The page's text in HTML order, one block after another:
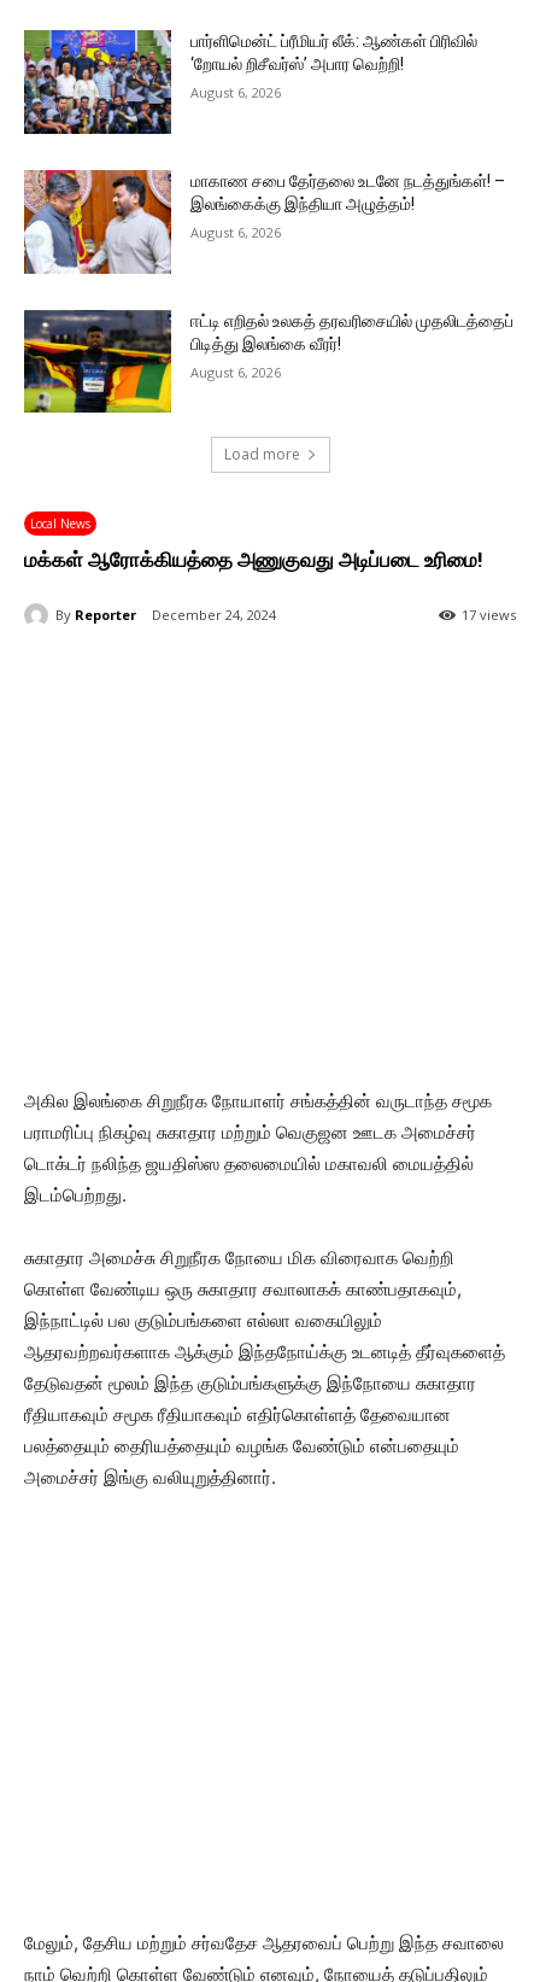
பார்ளிமென்ட் ப்ரீமியர் லீக்: ஆண்கள் பிரிவில்
‘றோயல் றிசீவர்ஸ்’ அபார வெற்றி!
August 6, 2026
மாகாண சபை தேர்தலை உடனே நடத்துங்கள்! –
இலங்கைக்கு இந்தியா அழுத்தம்!
August 6, 2026
ஈட்டி எறிதல் உலகத் தரவரிசையில் முதலிடத்தைப்
பிடித்து இலங்கை வீரர்!
August 6, 2026
Load more
Local News
மக்கள் ஆரோக்கியத்தை அணுகுவது அடிப்படை உரிமை!
17 views
By Reporter December 24, 2024
அகில இலங்கை சிறுநீரக நோயாளர் சங்கத்தின் வருடாந்த சமூக
பராமரிப்பு நிகழ்வு சுகாதார மற்றும் வெகுஜன ஊடக அமைச்சர்
டொக்டர் நலிந்த ஜயதிஸ்ஸ தலைமையில் மகாவலி மையத்தில்
இடம்பெற்றது.
சுகாதார அமைச்சு சிறுநீரக நோயை மிக விரைவாக வெற்றி
கொள்ள வேண்டிய ஒரு சுகாதார சவாலாகக் காண்பதாகவும்,
இந்நாட்டில் பல குடும்பங்களை எல்லா வகையிலும்
ஆதரவற்றவர்களாக ஆக்கும் இந்தநோய்க்கு உடனடித் தீர்வுகளைத்
தேடுவதன் மூலம் இந்த குடும்பங்களுக்கு இந்நோயை சுகாதார
ரீதியாகவும் சமூக ரீதியாகவும் எதிர்கொள்ளத் தேவையான
பலத்தையும் தைரியத்தையும் வழங்க வேண்டும் என்பதையும்
அமைச்சர் இங்கு வலியுறுத்தினார்.
மேலும், தேசிய மற்றும் சர்வதேச ஆதரவைப் பெற்று இந்த சவாலை
நாம் வெற்றி கொள்ள வேண்டும் எனவும், நோயைத் தடுப்பதிலும்